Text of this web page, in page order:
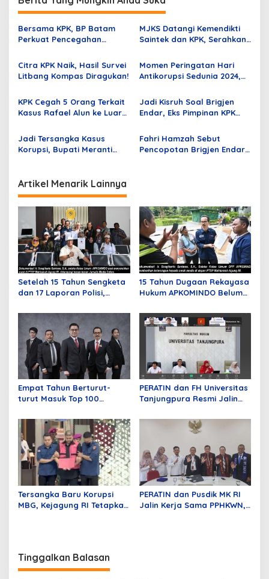
a
s
i
p
o
s
Bersama KPK, BP Batam
Perkuat Pencegahan
KEK dan PSN
MJKS Datangi Kemendikti
Saintek dan KPK, Serahkan
LPPM Unsrat
Citra KPK Naik, Hasil Survei
Litbang Kompas Diragukan!
Momen Peringatan Hari
Antikorupsi Sedunia 2024,
di Kota Palu Sulteng
KPK Cegah 5 Orang Terkait
Kasus Rafael Alun ke Luar
Jadi Kisruh Soal Brigjen
Endar, Eks Pimpinan KPK
Benar di Sisa Masa
Jabatannya
Jadi Tersangka Kasus
Korupsi, Bupati Meranti
Fahri Hamzah Sebut
Pencopotan Brigjen Endar
Artikel Menarik Lainnya
Setelah 15 Tahun Sengketa
dan 17 Laporan Polisi,
Kepastian Administrasi
Perkara Kasasi Nomor 431
K/TUN/2026
15 Tahun Dugaan Rekayasa
Hukum APKOMINDO Belum
Nomor 431 Diterima MA
pada Mei Lalu
Empat Tahun Berturut-
turut Masuk Top 100
Mustika Raja Law Office
Perkuat Peran sebagai
Mitra Strategis Dunia
Usaha
PERATIN dan FH Universitas
Tanjungpura Resmi Jalin
Memperkuat Ekosistem
Hukum Digital dan
Advokat
Tersangka Baru Korupsi
MBG, Kejagung RI Tetapkan
PERATIN dan Pusdik MK RI
Jalin Kerja Sama PPHKWN,
Tinggalkan Balasan